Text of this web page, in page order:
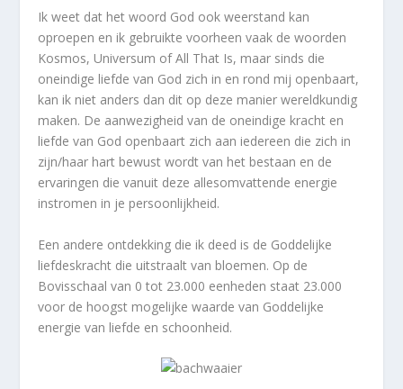
Ik weet dat het woord God ook weerstand kan
oproepen en ik gebruikte voorheen vaak de woorden
Kosmos, Universum of All That Is, maar sinds die
oneindige liefde van God zich in en rond mij openbaart,
kan ik niet anders dan dit op deze manier wereldkundig
maken. De aanwezigheid van de oneindige kracht en
liefde van God openbaart zich aan iedereen die zich in
zijn/haar hart bewust wordt van het bestaan en de
ervaringen die vanuit deze allesomvattende energie
instromen in je persoonlijkheid.
Een andere ontdekking die ik deed is de Goddelijke
liefdeskracht die uitstraalt van bloemen. Op de
Bovisschaal van 0 tot 23.000 eenheden staat 23.000
voor de hoogst mogelijke waarde van Goddelijke
energie van liefde en schoonheid.